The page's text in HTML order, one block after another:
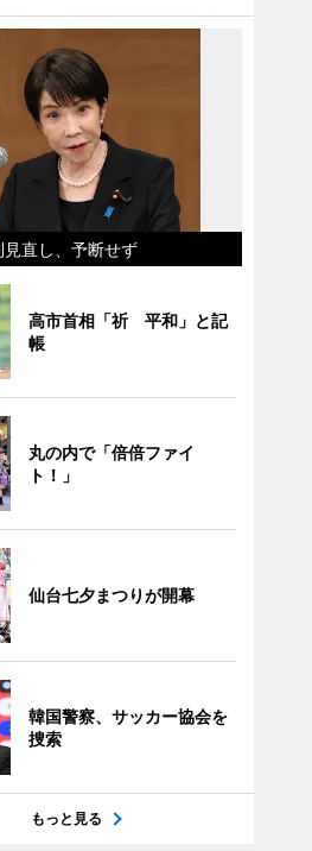
直し、予断せず
高市首相「祈 平和」と記
帳
丸の内で「倍倍ファイ
ト！」
仙台七夕まつりが開幕
韓国警察、サッカー協会を
捜索
もっと見る